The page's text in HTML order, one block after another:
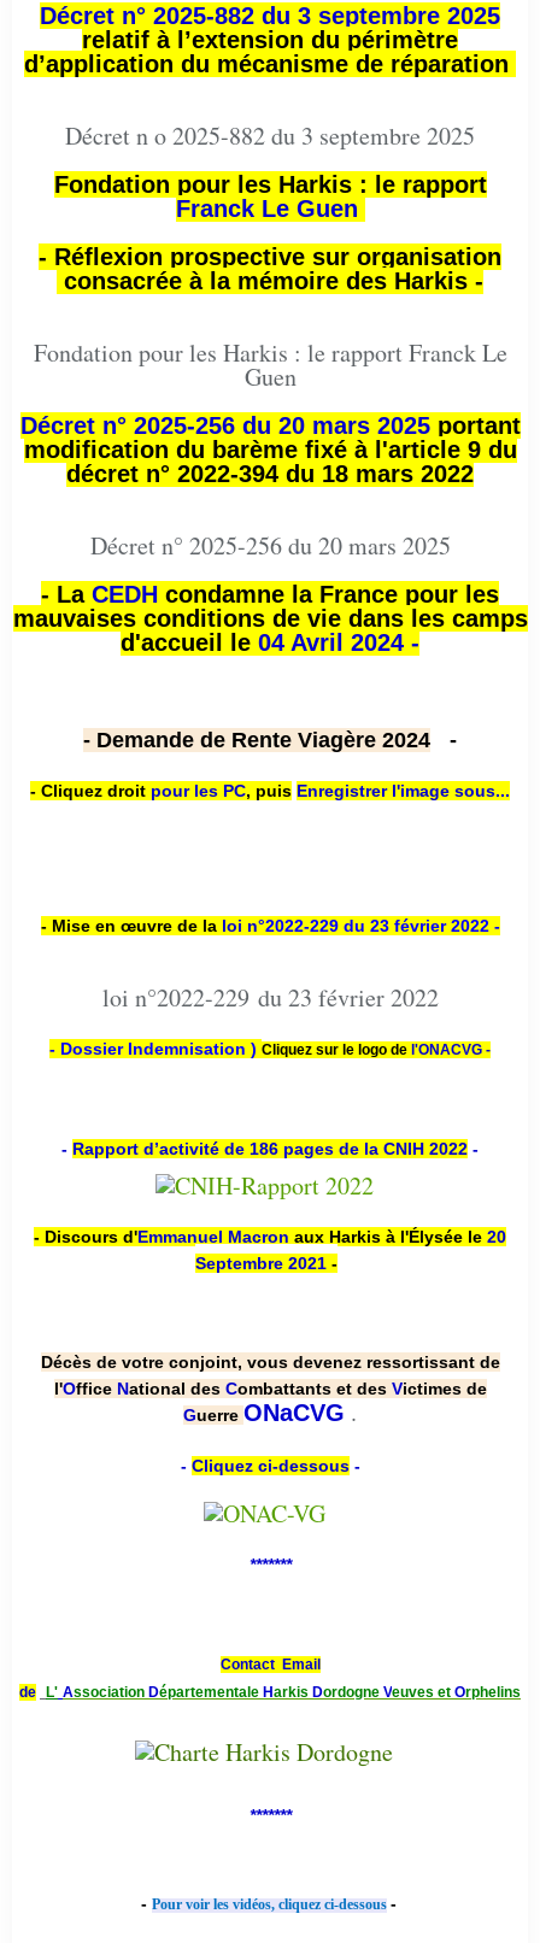
Décret n° 2025-882 du 3 septembre 2025
relatif à l’extension du périmètre
d’application du mécanisme de réparation
Décret n o 2025-882 du 3 septembre 2025
Fondation pour les Harkis : le rapport
Franck Le Guen
- Réflexion prospective sur organisation
consacrée à la mémoire des Harkis -
Fondation pour les Harkis : le rapport Franck Le
Guen
Décret n° 2025-256 du 20 mars 2025portant
modification du barème fixé à l'article 9 du
décret n° 2022-394 du 18 mars 2022
Décret n° 2025-256 du 20 mars 2025
- La CEDH condamne la France pour les
mauvaises conditions de vie dans les camps
d'accueil le 04 Avril 2024 -
- Demande de Rente Viagère 2024 -
- Cliquez droit pour les PC, puis Enregistrer l'image sous...
- Mise en œuvre de la loi n°2022-229 du 23 février 2022 -
loi n°2022-229 du 23 février 2022
- Dossier Indemnisation ) Cliquez sur le logo de l'ONACVG -
- Rapport d’activité de 186 pages de la CNIH 2022 -
- Discours d'Emmanuel Macron aux Harkis à l'Élysée le 20
Septembre 2021 -
Décès de votre conjoint, vous devenez ressortissant de
l'Office National des Combattants et des Victimes de
Guerre ONaCVG .
- Cliquez ci-dessous-
*******
Contact Email
de
L' Association Départementale Harkis Dordogne Veuves et Orphelins
*******
- Pour voir les vidéos, cliquez ci-dessous -